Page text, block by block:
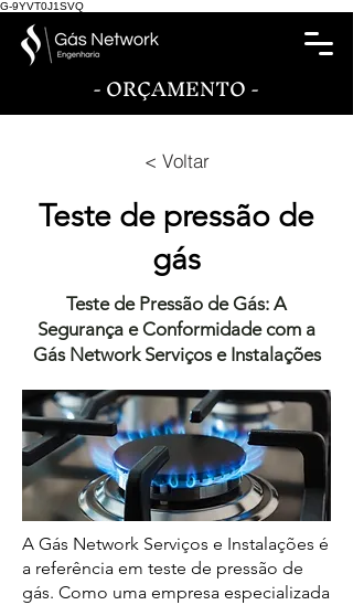
G-9YVT0J1SVQ
- ORÇAMENTO -
< Voltar
Teste de pressão de
gás
Teste de Pressão de Gás: A
Segurança e Conformidade com a
Gás Network Serviços e Instalações
A Gás Network Serviços e Instalações é
a referência em teste de pressão de
gás. Como uma empresa especializada